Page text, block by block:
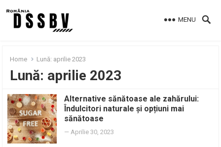
MENU
Home Lună: aprilie 2023
Lună: aprilie 2023
Alternative sănătoase ale zahărului:
Îndulcitori naturale și opțiuni mai
sănătoase
—Aprilie 30, 2023